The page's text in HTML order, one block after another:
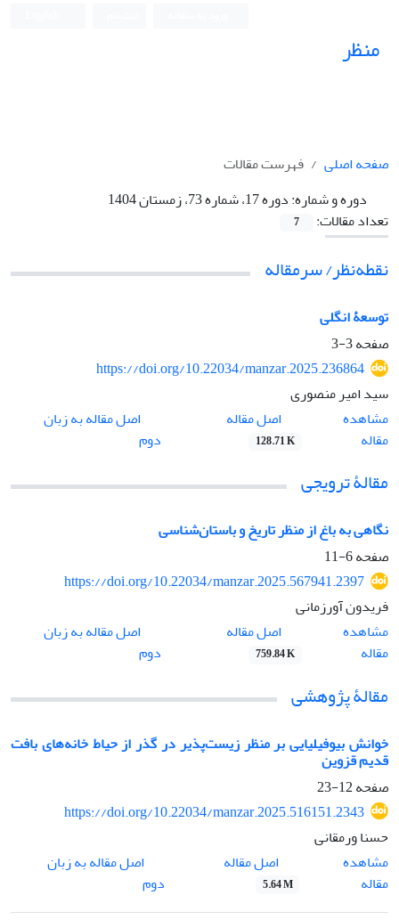
منظر
صفحه اصلی
فهرست مقالات
دوره و شماره:دوره 17، شماره 73، زمستان 1404
تعداد مقالات:
7
نقطه‌نظر/ سرمقاله
توسعۀ انگلی
صفحه3-3
https://doi.org/10.22034/manzar.2025.236864
سید امیر منصوری
مشاهده
مقاله
اصل مقاله
128.71 K
اصل مقاله به زبان
دوم
مقالۀ ترویجی
نگاهی به باغ از منظر تاریخ و باستان‌شناسی
صفحه6-11
https://doi.org/10.22034/manzar.2025.567941.2397
فریدون آورزمانی
مشاهده
مقاله
اصل مقاله
759.84 K
اصل مقاله به زبان
دوم
مقالۀ پژوهشی
خوانش بیوفیلیایی بر منظر زیست‌پذیر در گذر از حیاط خانه‌های بافت
قدیم قزوین
صفحه12-23
https://doi.org/10.22034/manzar.2025.516151.2343
حسنا ورمقانی
مشاهده
مقاله
اصل مقاله
5.64 M
اصل مقاله به زبان
دوم